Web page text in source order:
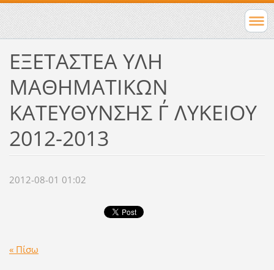
ΕΞΕΤΑΣΤΕΑ ΥΛΗ
ΜΑΘΗΜΑΤΙΚΩΝ
ΚΑΤΕΥΘΥΝΣΗΣ Γ΄ ΛΥΚΕΙΟΥ
2012-2013
2012-08-01 01:02
« Πίσω